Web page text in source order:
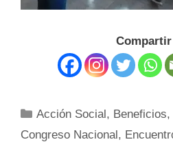
Compartir
Categorías
Acción Social, Beneficios,
Congreso Nacional,